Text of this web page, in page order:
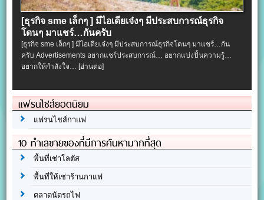
[ธุรกิจ sme เล็กๆ ] มีไอเดียเจ๋งๆ มีประสบการณ์ธุรกิจ
โดนๆ มาแชร์…กันครับ
[ธุรกิจ sme เล็กๆ ] มีไอเดียเจ๋งๆ มีประสบการณ์ธุรกิจโดนๆ มาแชร์…กัน
ครับ Advertisements อยากแชร์ประสบการณ์… อยากแบ่งปั้นความรู้…
อยากให้กำลังใจ…[อ่านต่อ]
แฟรนไชส์ยอดนิยม
แฟรนไชส์กาแฟ
10 ทำเลขายของที่มีการค้นหามากที่สุด
พื้นที่เช่าโลตัส
พื้นที่ให้เช่าร้านกาแฟ
ตลาดนัดรถไฟ